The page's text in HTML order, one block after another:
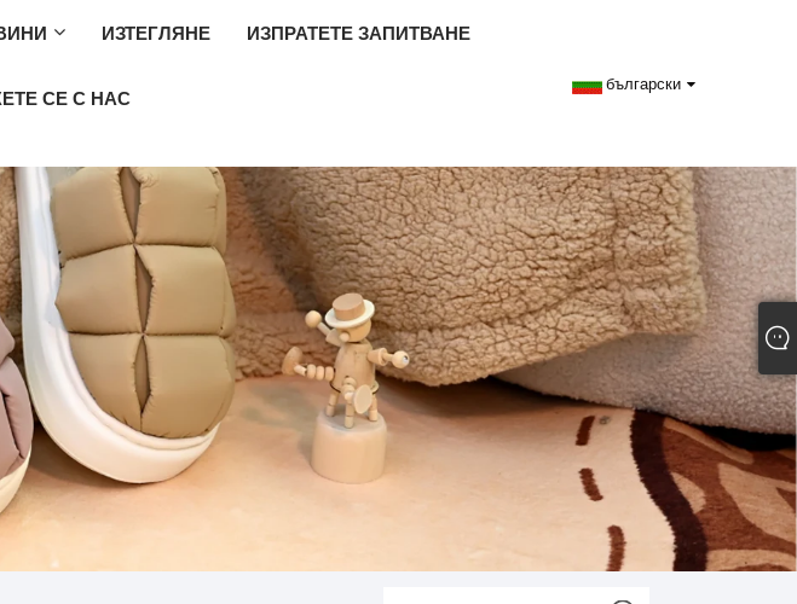
ИЗТЕГЛЯНЕ ИЗПРАТЕТЕ ЗАПИТВАНЕ
СЕ С НАС
български